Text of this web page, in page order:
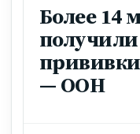
Более 14
— ООН